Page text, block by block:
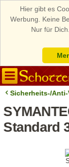
Hier gibt es
Werbung. Keine
Nur für
Sicherheits-/
Standard